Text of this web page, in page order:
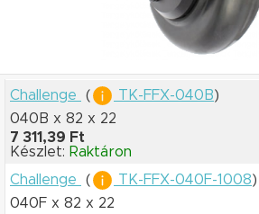
Challenge ( TK-FFX-040B)
040B x 82 x 22
7 311,39 Ft
Készlet: Raktáron
Challenge
( TK-FFX-040F-1008)
040F x 82 x 22